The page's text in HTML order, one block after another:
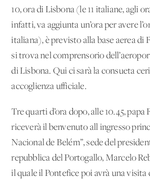
10, ora di Lisbona (le 11 italiane, agli
infatti, va aggiunta un’ora per avere
italiana), è previsto alla base aerea di
si trova nel comprensorio
di Lisbona. Qui ci sarà la consueta
accoglienza ufficiale.
Tre quarti d’ora dopo, alle 10.45, papa
riceverà il benvenuto all'ingresso
Nacional de Belém”, sede del
repubblica del Portogallo, Marcelo
il quale il Pontefice poi avrà una visita